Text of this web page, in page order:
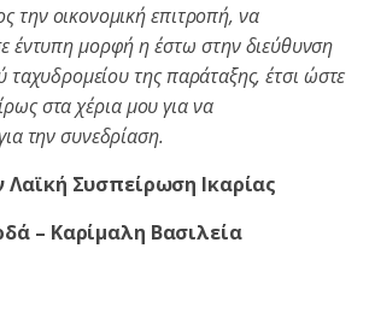
την οικονομική επιτροπή, να
έντυπη μορφή η έστω στην διεύθυνση
ταχυδρομείου της παράταξης, έτσι ώστε
στα χέρια μου για να
την συνεδρίαση.
Λαϊκή Συσπείρωση Ικαρίας
– Καρίμαλη Βασιλεία